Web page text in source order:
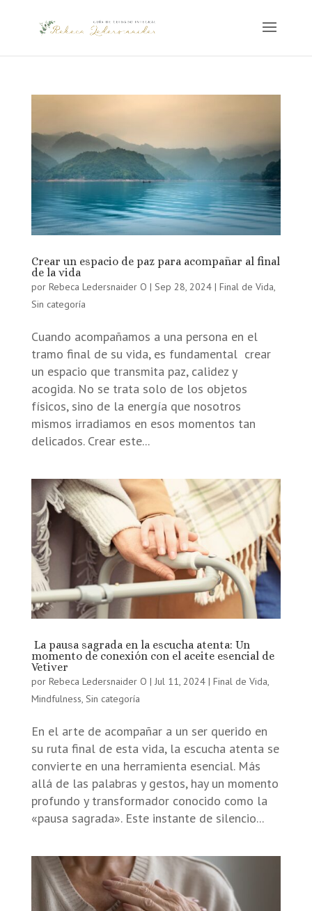
Crear un espacio de paz para acompañar al final
de la vida
por Rebeca Ledersnaider O | Sep 28, 2024| Final de Vida
Sin categoría
Cuando acompañamos a una persona en el
tramo final de su vida, es fundamental crear
un espacio que transmita paz, calidez y
acogida. No se trata solo de los objetos
físicos, sino de la energía que nosotros
mismos irradiamos en esos momentos tan
delicados. Crear este...
La pausa sagrada en la escucha atenta: Un
momento de conexión con el aceite esencial de
Vetiver
por Rebeca Ledersnaider O | Jul 11, 2024| Final de Vida,
Mindfulness, Sin categoría
En el arte de acompañar a un ser querido en
su ruta final de esta vida, la escucha atenta se
convierte en una herramienta esencial. Más
allá de las palabras y gestos, hay un momento
profundo y transformador conocido como la
«pausa sagrada». Este instante de silencio...